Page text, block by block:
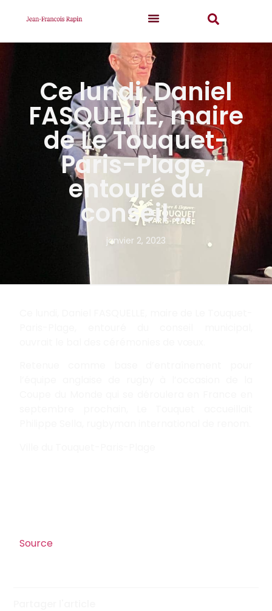
Ce lundi, Daniel
FASQUELLE, maire
de Le Touquet-
Paris-Plage,
entouré du
conseil …
janvier 2, 2023
Source